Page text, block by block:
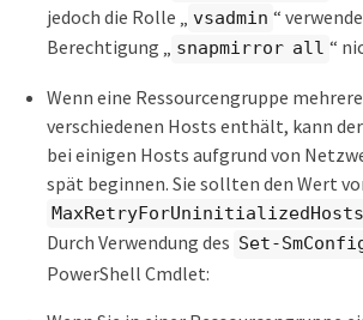
jedoch die Rolle „
vsadmin “
Berechtigung „ snapmirror all “
Wenn eine Ressourcengruppe
verschiedenen Hosts enthält, kann
bei einigen Hosts aufgrund von
spät beginnen. Sie sollten den Wert
MaxRetryForUninitializedHosts
Durch Verwendung des Set-
PowerShell Cmdlet: